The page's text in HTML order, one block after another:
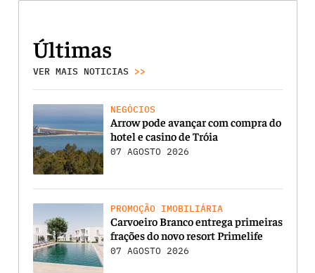
Últimas
VER MAIS NOTICIAS >>
NEGÓCIOS
Arrow pode avançar com compra do
hotel e casino de Tróia
07 AGOSTO 2026
PROMOÇÃO IMOBILIÁRIA
Carvoeiro Branco entrega primeiras
frações do novo resort Primelife
07 AGOSTO 2026